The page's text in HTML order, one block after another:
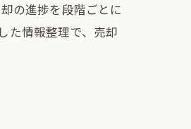
の進捗を段階ごとに
た情報整理で、売却